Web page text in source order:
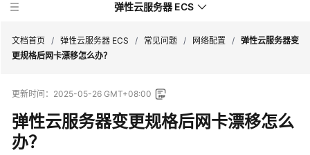
弹性云服务器 ECS
新
动
态
文档首页 / 弹性云服务器 ECS / 常见问题 / 网络配置 / 弹性云服务器变
更规格后网卡漂移怎么办？
更新时间： 2025-05-26 GMT+08:00
弹性云服务器变更规格后网卡漂移怎么
办？